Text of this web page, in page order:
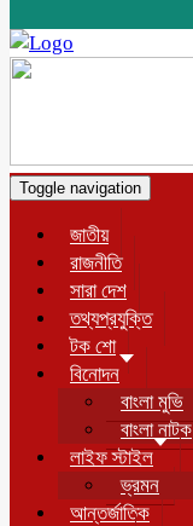
Toggle navigation
জাতীয়
রাজনীতি
সারা দেশ
তথ্যপ্রযুক্তি
টক শো
বিনোদন
বাংলা মুভি
বাংলা নাটক
লাইফ স্টাইল
ভ্রমন
আন্তর্জাতিক